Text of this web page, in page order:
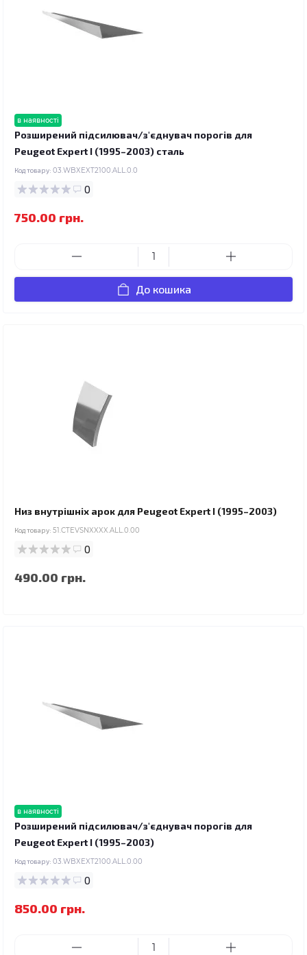
в наявності
Розширений підсилювач/з'єднувач порогів для
Peugeot Expert I (1995–2003) сталь
Код товару: 03.WBXEXT2100.ALL.0.0
0
750.00 грн.
До кошика
Низ внутрішніх арок для Peugeot Expert I (1995–2003)
Код товару: 51.CTEVSNXXXX.ALL.0.00
0
490.00 грн.
в наявності
Розширений підсилювач/з'єднувач порогів для
Peugeot Expert I (1995–2003)
Код товару: 03.WBXEXT2100.ALL.0.00
0
850.00 грн.